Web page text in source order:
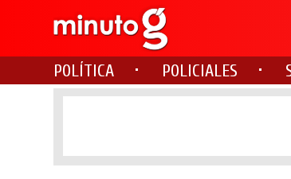
POLÍTICA POLICIALES